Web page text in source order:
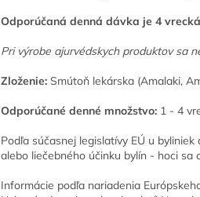
Odporúčaná denná dávka je 4
Pri výrobe ajurvédskych produktov sa
Zloženie: Smútoň lekárska (Amalaki,
Odporúčané denné množstvo: 1 - 4
Podľa súčasnej legislatívy EÚ u
alebo liečebného účinku bylín - hoci sa
Informácie podľa nariadenia